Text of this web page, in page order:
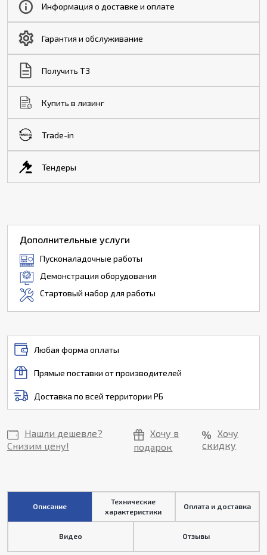
Информация о доставке и оплате
Гарантия и обслуживание
Получить ТЗ
Купить в лизинг
Trade-in
Тендеры
Дополнительные услуги
Пусконаладочные работы
Демонстрация оборудования
Стартовый набор для работы
Любая форма оплаты
Прямые поставки от производителей
Доставка по всей территории РБ
Нашли дешевле?
Снизим цену!
Хочу в
подарок
Хочу
скидку
Описание
Технические
характеристики
Оплата и доставка
Видео Отзывы